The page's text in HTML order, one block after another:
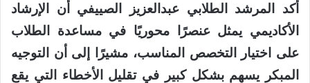
أكد المرشد الطلابي عبدالعزيز الصييفي أن الإرشاد
الأكاديمي يمثل عنصرًا محوريًا في مساعدة الطلاب
على اختيار التخصص المناسب، مشيرًا إلى أن التوجيه
المبكر يسهم بشكل كبير في تقليل الأخطاء التي يقع